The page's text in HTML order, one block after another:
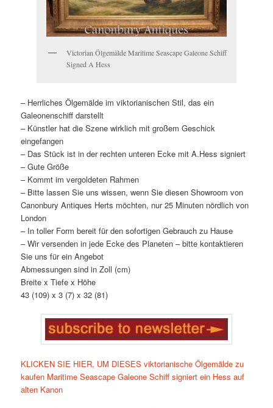
Victorian Ölgemälde Maritime Seascape Galeone Schiff
Signed A Hess
– Herrliches Ölgemälde im viktorianischen Stil, das ein
Galeonenschiff darstellt
– Künstler hat die Szene wirklich mit großem Geschick
eingefangen
– Das Stück ist in der rechten unteren Ecke mit A.Hess signiert
– Gute Größe
– Kommt im vergoldeten Rahmen
– Bitte lassen Sie uns wissen, wenn Sie diesen Showroom von
Canonbury Antiques Herts möchten, nur 25 Minuten nördlich von
London
– In toller Form bereit für den sofortigen Gebrauch zu Hause
– Wir versenden in jede Ecke des Planeten – bitte kontaktieren
Sie uns für ein Angebot
Abmessungen sind in Zoll (cm)
Breite x Tiefe x Höhe
43 (109) x 3 (7) x 32 (81)
KLICKEN SIE HIER, UM DIESES viktorianische Ölgemälde zu
kaufen Maritime Seascape Galeone Schiff signiert ein Hess auf
alten Kanon